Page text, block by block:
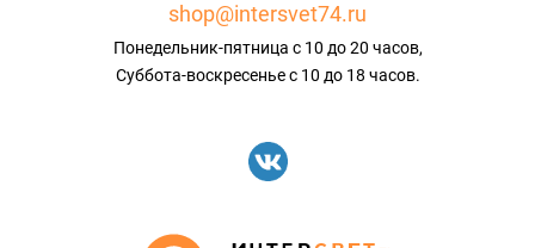
shop@intersvet74.ru
Понедельник-пятница с 10 до 20 часов,
Суббота-воскресенье с 10 до 18 часов.